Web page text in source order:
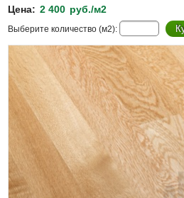
Цена: 2 400 руб./м2
Выберите количество (м2):